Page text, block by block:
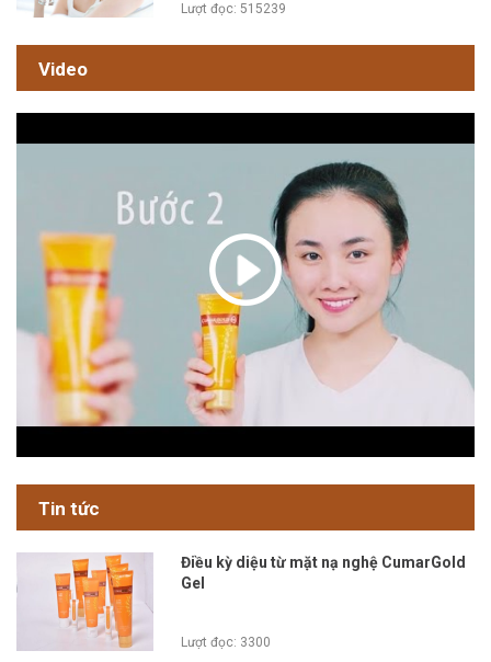
Lượt đọc: 515239
Video
Tin tức
Điều kỳ diệu từ mặt nạ nghệ CumarGold
Gel
Lượt đọc: 3300